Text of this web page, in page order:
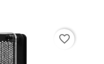
favorite_border